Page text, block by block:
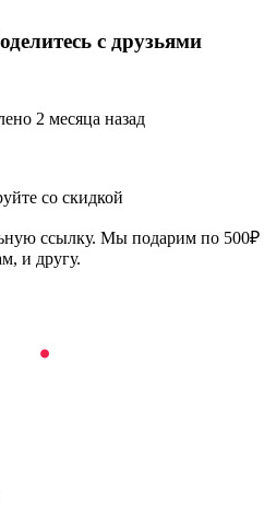
с друзьями
2 месяца назад
со скидкой
ссылку. Мы подарим по 500₽
и другу.